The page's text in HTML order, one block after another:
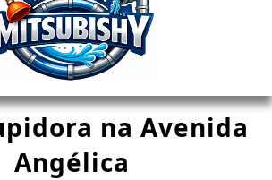
na Avenida
Angélica